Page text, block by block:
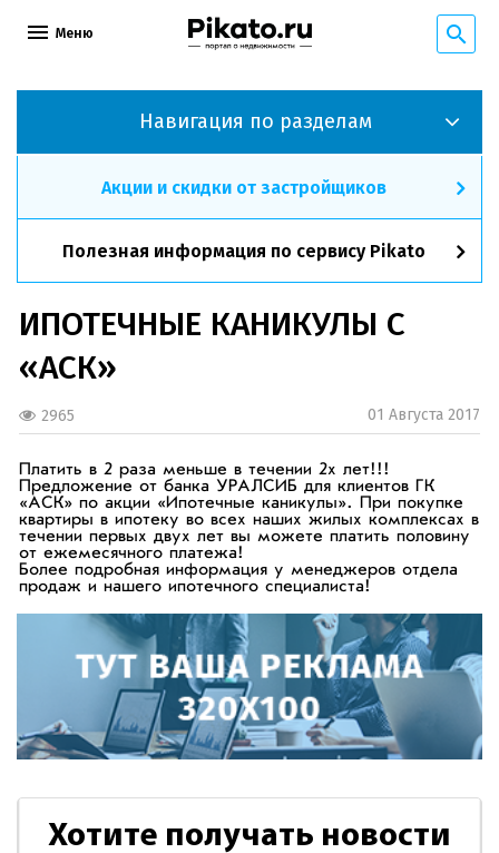
Меню
Навигация по разделам
Акции и скидки от застройщиков
Полезная информация по сервису Pikato
ИПОТЕЧНЫЕ КАНИКУЛЫ С
«АСК»
2965 01 Августа 2017
Платить в 2 раза меньше в течении 2х лет!!!
Предложение от банка УРАЛСИБ для клиентов ГК
«АСК» по акции «Ипотечные каникулы». При покупке
квартиры в ипотеку во всех наших жилых комплексах в
течении первых двух лет вы можете платить половину
от ежемесячного платежа!
Более подробная информация у менеджеров отдела
продаж и нашего ипотечного специалиста!
Хотите получать новости